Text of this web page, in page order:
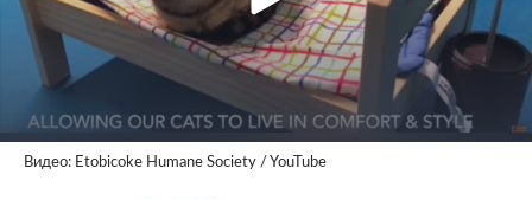
Видео: Etobicoke Humane Society / YouTube